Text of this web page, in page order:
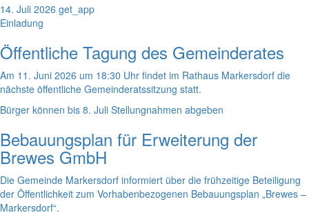
14. Juli 2026 get_app
Einladung
Öffentliche Tagung des Gemeinderates
Am 11. Juni 2026 um 18:30 Uhr findet im Rathaus Markersdorf die
nächste öffentliche Gemeinderatssitzung statt.
Bürger können bis 8. Juli Stellungnahmen abgeben
Bebauungsplan für Erweiterung der
Brewes GmbH
Die Gemeinde Markersdorf informiert über die frühzeitige Beteiligung
der Öffentlichkeit zum Vorhabenbezogenen Bebauungsplan „Brewes –
Markersdorf“.